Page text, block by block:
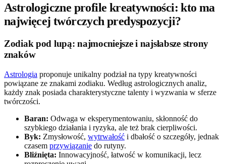
Astrologiczne profile kreatywności: kto ma
najwięcej twórczych predyspozycji?
Zodiak pod lupą: najmocniejsze i najsłabsze strony
znaków
Astrologia proponuje unikalny podział na typy kreatywności
powiązane ze znakami zodiaku. Według astrologicznych analiz,
każdy znak posiada charakterystyczne talenty i wyzwania w sferze
twórczości.
Baran: Odwaga w eksperymentowaniu, skłonność do
szybkiego działania i ryzyka, ale też brak cierpliwości.
Byk: Zmysłowość, wytrwałość i dbałość o szczegóły, jednak
czasem przywiązanie do rutyny.
Bliźnięta: Innowacyjność, łatwość w komunikacji, lecz